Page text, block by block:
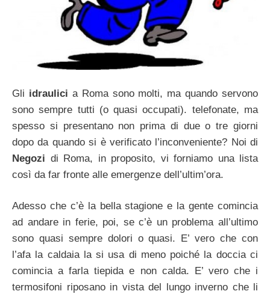
Gli idraulici a Roma sono molti, ma quando servono
sono sempre tutti (o quasi occupati). telefonate, ma
spesso si presentano non prima di due o tre giorni
dopo da quando si è verificato l’inconveniente? Noi di
Negozi di Roma, in proposito, vi forniamo una lista
così da far fronte alle emergenze dell’ultim’ora.
Adesso che c’è la bella stagione e la gente comincia
ad andare in ferie, poi, se c’è un problema all’ultimo
sono quasi sempre dolori o quasi. E’ vero che con
l’afa la caldaia la si usa di meno poiché la doccia ci
comincia a farla tiepida e non calda. E’ vero che i
termosifoni riposano in vista del lungo inverno che li